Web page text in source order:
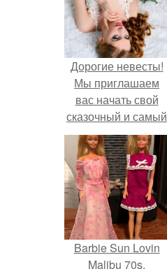
Дорогие невесты!
Мы приглашаем
вас начать свой
сказочный и самый
важный день в
фотостудии
"Черника"!
Barbie Sun Lovin
Malibu 70s.